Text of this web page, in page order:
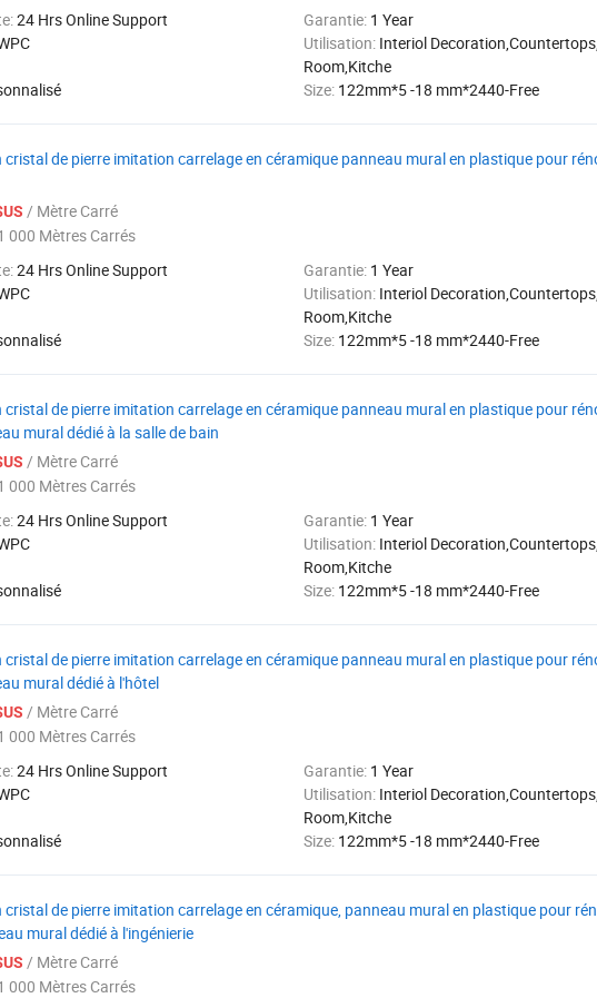
24 Hrs Online Support Garantie: 1 Year
Utilisation: Interiol
Room,Kitche
Size: 122mm*5 -18 mm*2440-Free
cristal de pierre imitation carrelage en céramique panneau mural en plastique pour
/ Mètre Carré
000 Mètres Carrés
24 Hrs Online Support Garantie: 1 Year
Utilisation: Interiol
Room,Kitche
Size: 122mm*5 -18 mm*2440-Free
cristal de pierre imitation carrelage en céramique panneau mural en plastique pour
mural dédié à la salle de bain
/ Mètre Carré
000 Mètres Carrés
24 Hrs Online Support Garantie: 1 Year
Utilisation: Interiol
Room,Kitche
Size: 122mm*5 -18 mm*2440-Free
cristal de pierre imitation carrelage en céramique panneau mural en plastique pour
mural dédié à l'hôtel
/ Mètre Carré
000 Mètres Carrés
24 Hrs Online Support Garantie: 1 Year
Utilisation: Interiol
Room,Kitche
Size: 122mm*5 -18 mm*2440-Free
cristal de pierre imitation carrelage en céramique, panneau mural en plastique pour
mural dédié à l'ingénierie
/ Mètre Carré
000 Mètres Carrés